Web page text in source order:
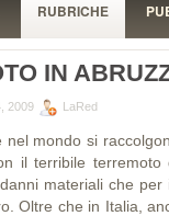
RUBRICHE
IN
2009 LaRed
nel mondo si
il terribile
materiali che
Oltre che in Italia,